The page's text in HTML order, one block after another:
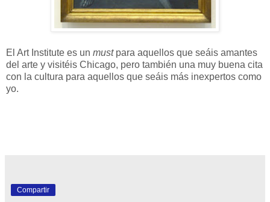
El Art Institute es un mustpara aquellos que seáis amantes
del arte y visitéis Chicago, pero también una muy buena cita
con la cultura para aquellos que seáis más inexpertos como
yo.
Compartir